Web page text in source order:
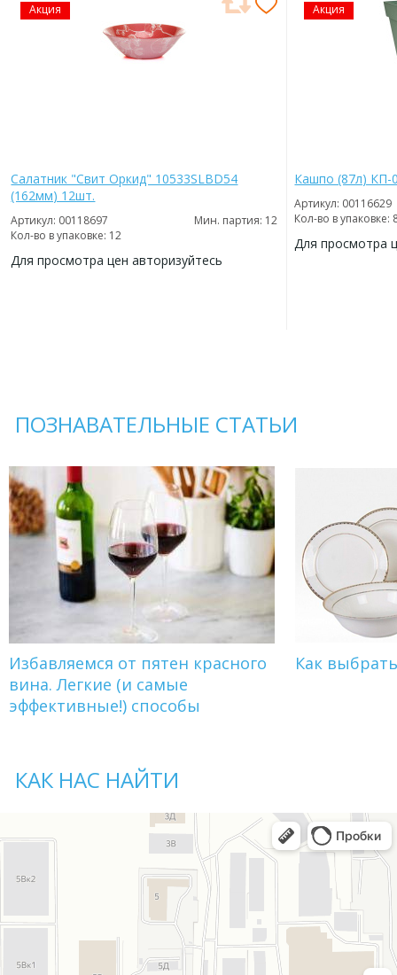
Акция
Салатник "Свит Оркид" 10533SLBD54
(162мм) 12шт.
Артикул: 00118697
Мин. партия: 12
Кол-во в упаковке: 12
Для просмотра цен авторизуйтесь
Акция
Кашпо (87л) КП-
Артикул: 00116629
Кол-во в упаковке:
Для просмотра
ПОЗНАВАТЕЛЬНЫЕ СТАТЬИ
Избавляемся от пятен красного
вина. Легкие (и самые
эффективные!) способы
Как
КАК НАС НАЙТИ